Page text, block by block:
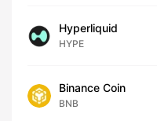
Hyperliquid
HYPE
Binance Coin
BNB